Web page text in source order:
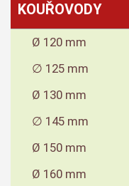
KOUŘOVODY
Ø 120 mm
∅ 125 mm
Ø 130 mm
∅ 145 mm
Ø 150 mm
Ø 160 mm